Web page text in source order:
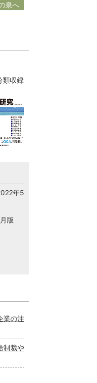
泉へ
類収録
年5
版
業の注
制裁や